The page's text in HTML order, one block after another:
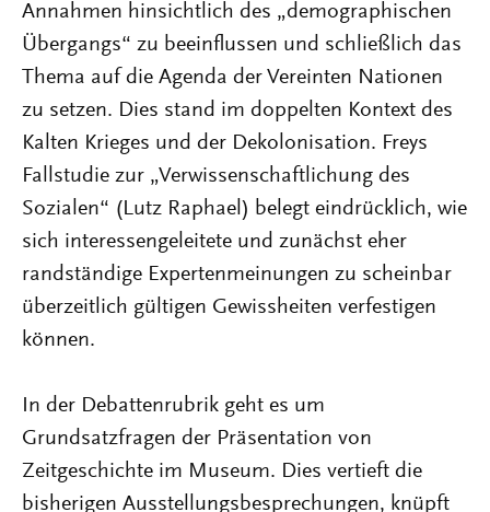
Annahmen hinsichtlich des „demographischen
Übergangs“ zu beeinflussen und schließlich das
Thema auf die Agenda der Vereinten Nationen
zu setzen. Dies stand im doppelten Kontext des
Kalten Krieges und der Dekolonisation. Freys
Fallstudie zur „Verwissenschaftlichung des
Sozialen“ (Lutz Raphael) belegt eindrücklich, wie
sich interessengeleitete und zunächst eher
randständige Expertenmeinungen zu scheinbar
überzeitlich gültigen Gewissheiten verfestigen
können.
In der Debattenrubrik geht es um
Grundsatzfragen der Präsentation von
Zeitgeschichte im Museum. Dies vertieft die
bisherigen Ausstellungsbesprechungen, knüpft